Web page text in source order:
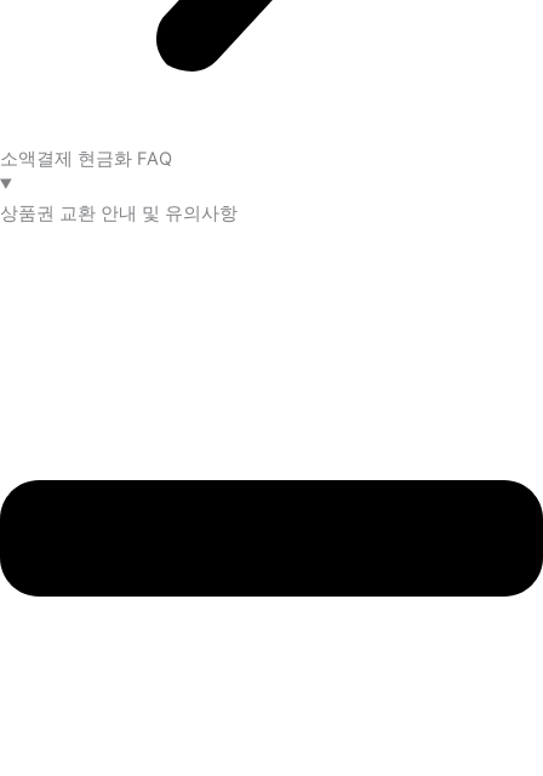
소액결제 현금화 FAQ​
상품권 교환 안내 및 유의사항